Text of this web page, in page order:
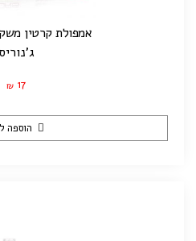
אמפולת קרטין משקמת |
ג'נוריס
₪ 17
הוספה